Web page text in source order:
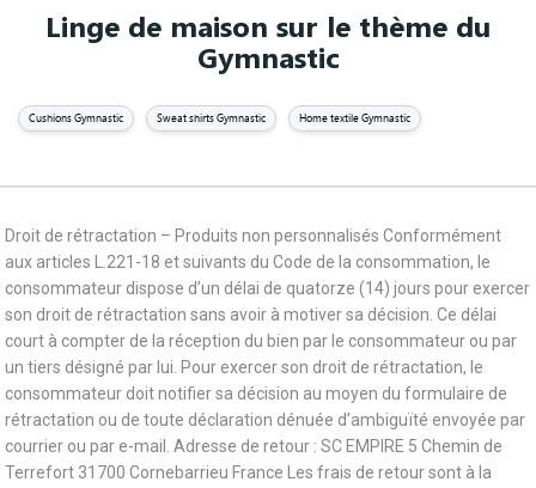
Linge de maison sur le thème du
Gymnastic
Cushions Gymnastic Sweat shirts Gymnastic Home textile Gymnastic
Droit de rétractation – Produits non personnalisés Conformément
aux articles L.221-18 et suivants du Code de la consommation, le
consommateur dispose d’un délai de quatorze (14) jours pour exercer
son droit de rétractation sans avoir à motiver sa décision. Ce délai
court à compter de la réception du bien par le consommateur ou par
un tiers désigné par lui. Pour exercer son droit de rétractation, le
consommateur doit notifier sa décision au moyen du formulaire de
rétractation ou de toute déclaration dénuée d’ambiguïté envoyée par
courrier ou par e-mail. Adresse de retour : SC EMPIRE 5 Chemin de
Terrefort 31700 Cornebarrieu France Les frais de retour sont à la